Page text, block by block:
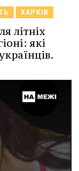
ХАРКІВ
літніх
які